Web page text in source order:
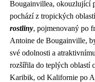
Bougainvillea, okouzlující
pochází z tropických
rostliny, pojmenovaný po
Antoine de Bougainville,
své odolnosti a
rozšířila do teplých oblastí
Karibik, od Kalifornie po